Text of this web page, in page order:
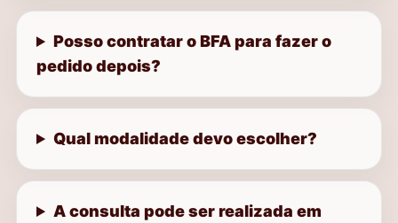
Posso contratar o BFA para fazer o
pedido depois?
Qual modalidade devo escolher?
A consulta pode ser realizada em